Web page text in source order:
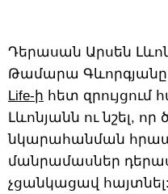
Դերասան Արսեն
Թամարա Գևորգյանը
Life-ի հետ զրույցում
Լևոնյանն ու նշել,
նկարահանման
մանրամասներ
չցանկացավ հայտնել: